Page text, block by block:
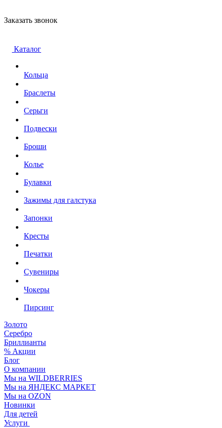
Заказать звонок
Каталог
Кольца
Браслеты
Серьги
Подвески
Броши
Колье
Булавки
Зажимы для галстука
Запонки
Кресты
Печатки
Сувениры
Чокеры
Пирсинг
Золото
Серебро
Бриллианты
% Акции
Блог
О компании
Мы на WILDBERRIES
Мы на ЯНДЕКС МАРКЕТ
Мы на OZON
Новинки
Для детей
Услуги